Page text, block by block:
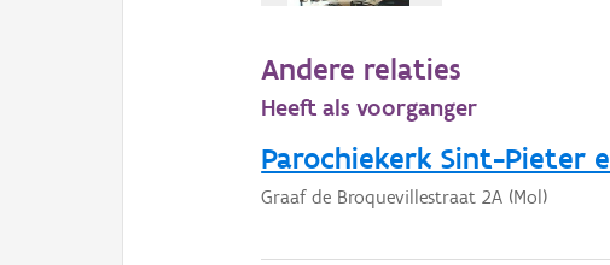
Andere relaties
Heeft als voorganger
Parochiekerk Sint-Pieter
Graaf de Broquevillestraat 2A (Mol)